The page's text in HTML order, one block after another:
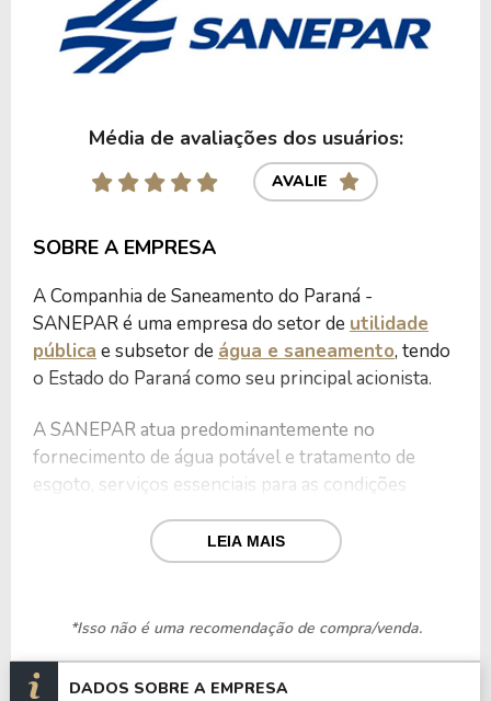
Média de avaliações dos usuários:
AVALIE
SOBRE A EMPRESA
A Companhia de Saneamento do Paraná -
SANEPAR é uma empresa do setor de utilidade
pública e subsetor de água e saneamento, tendo
o Estado do Paraná como seu principal acionista.
A SANEPAR atua predominantemente no
fornecimento de água potável e tratamento de
esgoto, serviços essenciais para as condições
regiões urbanas e rurais.
empresa atua na gestão de resíduos sólidos e
LEIA MAIS
*Isso não é uma recomendação de compra/venda.
DADOS SOBRE A EMPRESA